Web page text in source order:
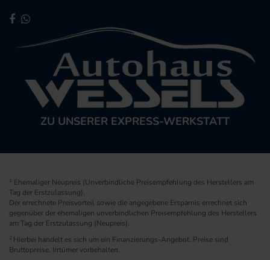
ZU UNSERER EXPRESS-WERKSTATT
1 Ehemaliger Neupreis (Unverbindliche Preisempfehlung des Herstellers am
Tag der Erstzulassung).
Der errechnete Preisvorteil sowie die angegebene Ersparnis errechnet sich
gegenüber der ehemaligen unverbindlichen Preisempfehlung des Herstellers
am Tag der Erstzulassung (Neupreis).
2 Hierbei handelt es sich um ein Finanzierungs-Angebot. Preise sind
Bruttopreise. Irrtümer vorbehalten.